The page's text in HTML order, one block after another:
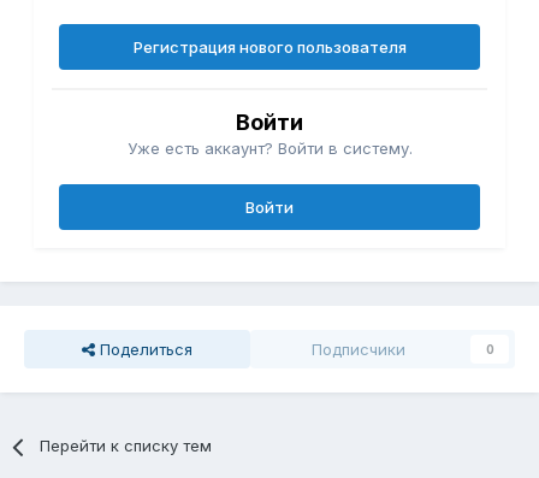
Регистрация нового пользователя
Войти
Уже есть аккаунт? Войти в систему.
Войти
Поделиться Подписчики 0
Перейти к списку тем